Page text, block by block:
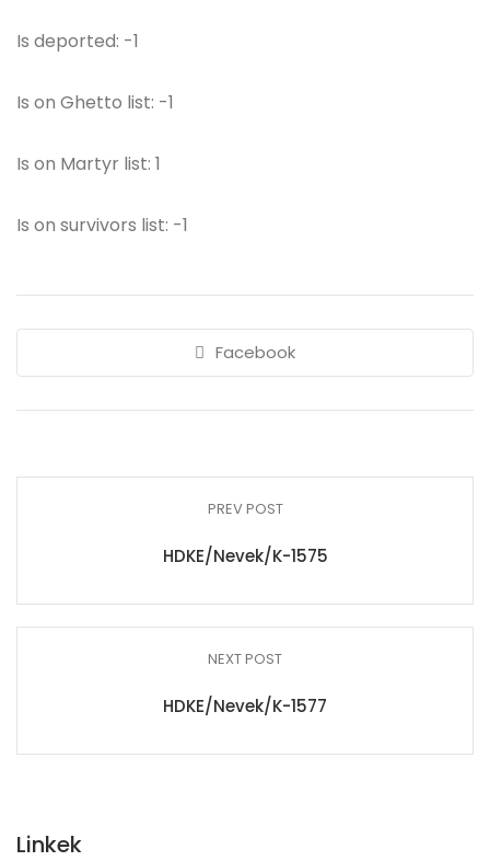
Is deported: -1
Is on Ghetto list: -1
Is on Martyr list: 1
Is on survivors list: -1
Facebook
PREV POST
HDKE/Nevek/K-1575
NEXT POST
HDKE/Nevek/K-1577
Linkek